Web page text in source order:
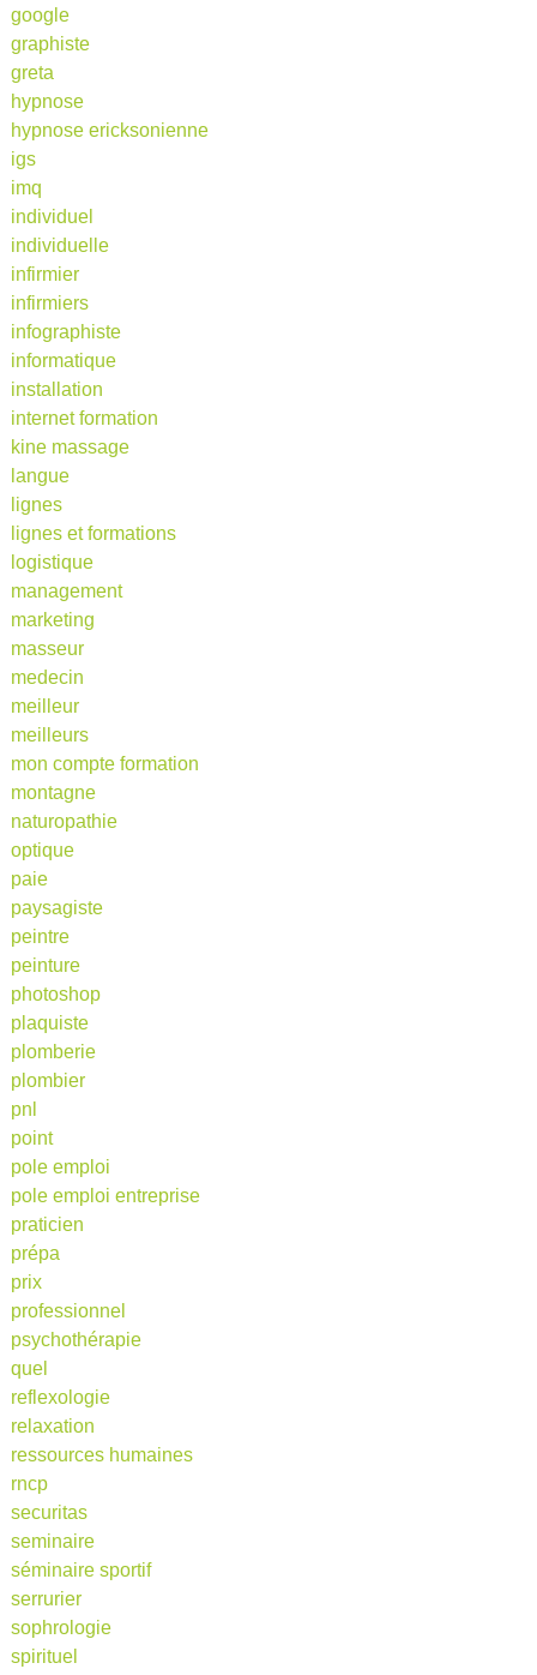
google
graphiste
greta
hypnose
hypnose ericksonienne
igs
imq
individuel
individuelle
infirmier
infirmiers
infographiste
informatique
installation
internet formation
kine massage
langue
lignes
lignes et formations
logistique
management
marketing
masseur
medecin
meilleur
meilleurs
mon compte formation
montagne
naturopathie
optique
paie
paysagiste
peintre
peinture
photoshop
plaquiste
plomberie
plombier
pnl
point
pole emploi
pole emploi entreprise
praticien
prépa
prix
professionnel
psychothérapie
quel
reflexologie
relaxation
ressources humaines
rncp
securitas
seminaire
séminaire sportif
serrurier
sophrologie
spirituel